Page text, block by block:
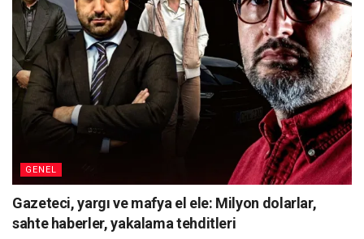
GENEL
Gazeteci, yargı ve mafya el ele: Milyon dolarlar,
sahte haberler, yakalama tehditleri